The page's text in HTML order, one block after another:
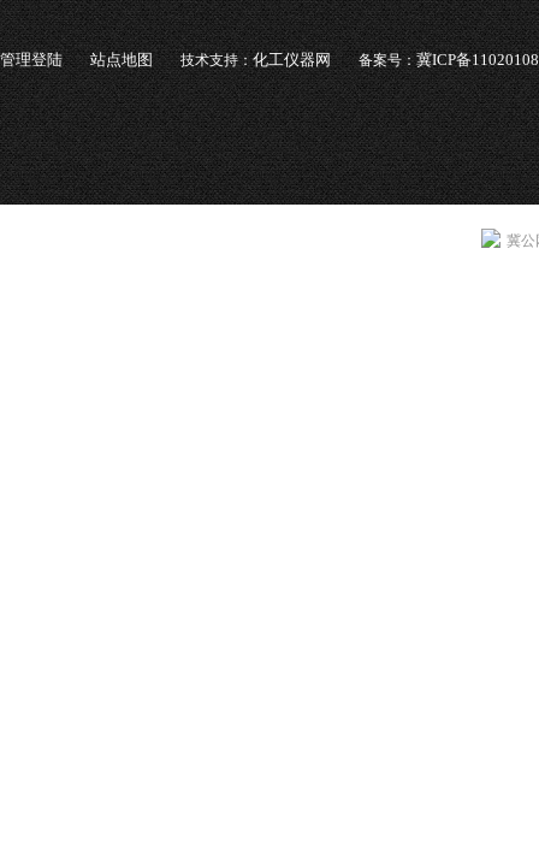
管理登陆 站点地图 技术支持：化工仪器网 备案号：冀ICP备
冀公